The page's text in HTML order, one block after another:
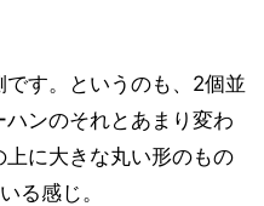
す。というのも、2個並
ンのそれとあまり変わ
に大きな丸い形のもの
る感じ。